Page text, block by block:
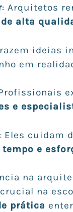
: Arquitetos
alta
ideias
em
e
: Eles cuidam
e
na
na
prática